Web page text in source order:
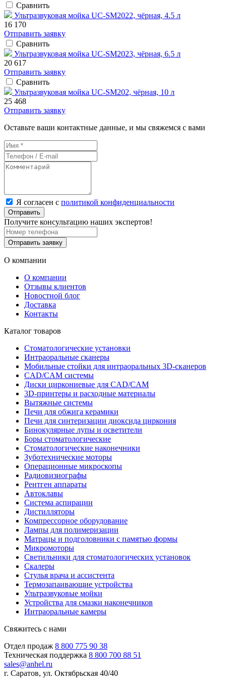
Сравнить
Ультразвуковая мойка UC-SM2022, чёрная, 4.5 л
16 170
Отправить заявку
Сравнить
Ультразвуковая мойка UC-SM2023, чёрная, 6.5 л
20 617
Отправить заявку
Сравнить
Ультразвуковая мойка UC-SM202, чёрная, 10 л
25 468
Отправить заявку
Оставьте ваши контактные данные, и мы свяжемся с вами
Я согласен с политикой конфиденциальности
Отправить
Получите консультацию наших экспертов!
Отправить заявку
О компании
О компании
Отзывы клиентов
Новостной блог
Доставка
Контакты
Каталог товаров
Стоматологические установки
Интраоральные сканеры
Мобильные стойки для интраоральных 3D-сканеров
CAD/CAM системы
Диски циркониевые для CAD/CAM
3D-принтеры и расходные материалы
Вытяжные системы
Печи для обжига керамики
Печи для синтеризации диоксида циркония
Бинокулярные лупы и осветители
Боры стоматологические
Стоматологические наконечники
Зуботехнические моторы
Операционные микроскопы
Радиовизиографы
Рентген аппараты
Автоклавы
Система аспирации
Дистилляторы
Компрессорное оборудование
Лампы для полимеризации
Матрацы и подголовники с памятью формы
Микромоторы
Светильники для стоматологических установок
Скалеры
Стулья врача и ассистента
Термозапаивающие устройства
Ультразвуковые мойки
Устройства для смазки наконечников
Интраоральные камеры
Свяжитесь с нами
Отдел продаж 8 800 775 90 38
Техническая поддержка 8 800 700 88 51
sales@anhel.ru
г. Саратов, ул. Октябрьская 40/40